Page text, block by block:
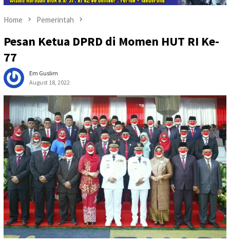
Home Pemerintah
Pesan Ketua DPRD di Momen HUT RI Ke-
77
Em Guslim
August 18, 2022